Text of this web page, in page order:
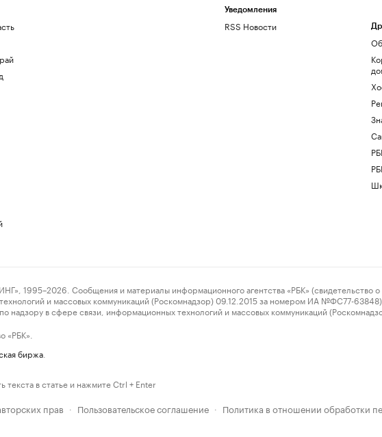
Уведомления
RSS Новости
Сообщения и материалы информационного агентства «РБК» (свидетельство о
и массовых коммуникаций (Роскомнадзор) 09.12.2015 за номером ИА №ФС77-63848)
надзору в сфере связи, информационных технологий и массовых коммуникаций
«РБК».
биржа
в статье и нажмите Ctrl + Enter
прав · Пользовательское соглашение · Политика в отношении обработки